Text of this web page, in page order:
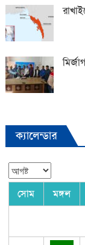
ক্যালেন্ডার
সোম মঙ্গল